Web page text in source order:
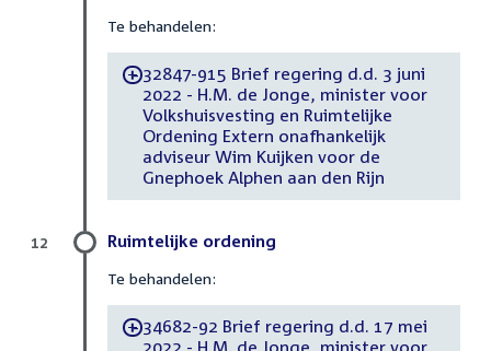
Te behandelen:
-32847-915 Brief regering d.d. 3 juni
2022 - H.M. de Jonge, minister voor
Volkshuisvesting en Ruimtelijke
Ordening Extern onafhankelijk
adviseur Wim Kuijken voor de
Gnephoek Alphen aan den Rijn
Ruimtelijke ordening
Te behandelen:
-34682-92 Brief regering d.d. 17 mei
2022 - H.M. de Jonge, minister voor
12